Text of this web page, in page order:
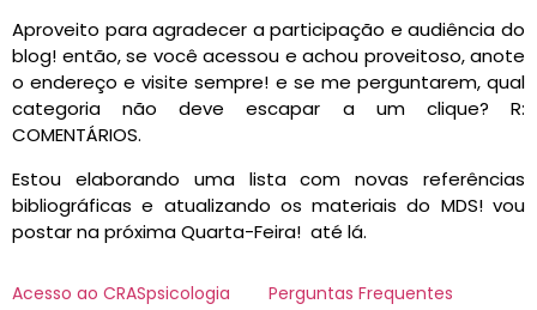
Aproveito para agradecer a participação e audiência do
blog! então, se você acessou e achou proveitoso, anote
o endereço e visite sempre! e se me perguntarem, qual
categoria não deve escapar a um clique? R:
COMENTÁRIOS.
Estou elaborando uma lista com novas referências
bibliográficas e atualizando os materiais do MDS! vou
postar na próxima Quarta-Feira! até lá.
Acesso ao CRASpsicologia
Perguntas Frequentes